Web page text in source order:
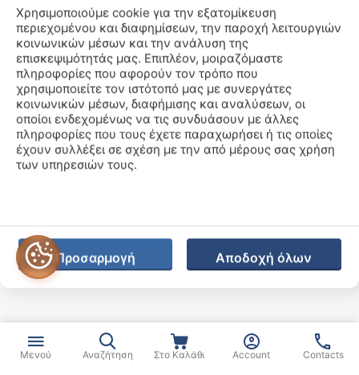
My account
Company
Customer Service
Πληροφορίες E-Shop
© 2026 COROS GREECE. Developed with
Μενού Αναζήτηση Στο Καλάθι Account Contacts
Χρησιμοποιούμε cookie για την εξατομίκευση
περιεχομένου και διαφημίσεων, την παροχή λειτουργιών
κοινωνικών μέσων και την ανάλυση της
επισκεψιμότητάς μας. Επιπλέον, μοιραζόμαστε
πληροφορίες που αφορούν τον τρόπο που
χρησιμοποιείτε τον ιστότοπό μας με συνεργάτες
κοινωνικών μέσων, διαφήμισης και αναλύσεων, οι
οποίοι ενδεχομένως να τις συνδυάσουν με άλλες
πληροφορίες που τους έχετε παραχωρήσει ή τις οποίες
έχουν συλλέξει σε σχέση με την από μέρους σας χρήση
των υπηρεσιών τους.
Προσαρμογή Αποδοχή όλων